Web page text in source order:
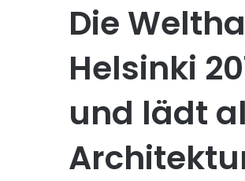
Die
Helsinki
und lädt